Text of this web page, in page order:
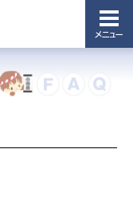
メニュー